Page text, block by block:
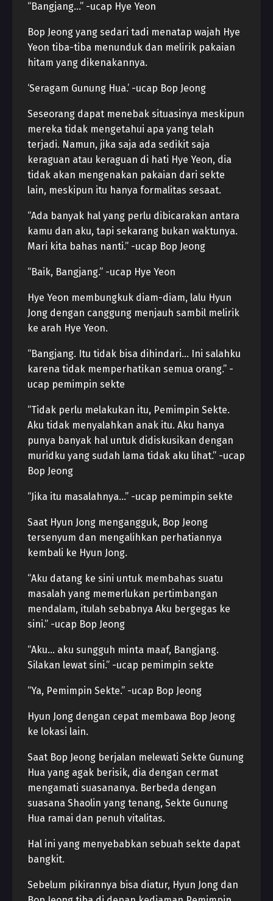
“Bangjang…” -ucap Hye Yeon
Bop Jeong yang sedari tadi menatap wajah Hye
Yeon tiba-tiba menunduk dan melirik pakaian
hitam yang dikenakannya.
‘Seragam Gunung Hua.’ -ucap Bop Jeong
Seseorang dapat menebak situasinya meskipun
mereka tidak mengetahui apa yang telah
terjadi. Namun, jika saja ada sedikit saja
keraguan atau keraguan di hati Hye Yeon, dia
tidak akan mengenakan pakaian dari sekte
lain, meskipun itu hanya formalitas sesaat.
“Ada banyak hal yang perlu dibicarakan antara
kamu dan aku, tapi sekarang bukan waktunya.
Mari kita bahas nanti.” -ucap Bop Jeong
“Baik, Bangjang.” -ucap Hye Yeon
Hye Yeon membungkuk diam-diam, lalu Hyun
Jong dengan canggung menjauh sambil melirik
ke arah Hye Yeon.
“Bangjang. Itu tidak bisa dihindari… Ini salahku
karena tidak memperhatikan semua orang.” -
ucap pemimpin sekte
“Tidak perlu melakukan itu, Pemimpin Sekte.
Aku tidak menyalahkan anak itu. Aku hanya
punya banyak hal untuk didiskusikan dengan
muridku yang sudah lama tidak aku lihat.” -ucap
Bop Jeong
“Jika itu masalahnya…” -ucap pemimpin sekte
Saat Hyun Jong mengangguk, Bop Jeong
tersenyum dan mengalihkan perhatiannya
kembali ke Hyun Jong.
“Aku datang ke sini untuk membahas suatu
masalah yang memerlukan pertimbangan
mendalam, itulah sebabnya Aku bergegas ke
sini.” -ucap Bop Jeong
“Aku… aku sungguh minta maaf, Bangjang.
Silakan lewat sini.” -ucap pemimpin sekte
“Ya, Pemimpin Sekte.” -ucap Bop Jeong
Hyun Jong dengan cepat membawa Bop Jeong
ke lokasi lain.
Saat Bop Jeong berjalan melewati Sekte Gunung
Hua yang agak berisik, dia dengan cermat
mengamati suasananya. Berbeda dengan
suasana Shaolin yang tenang, Sekte Gunung
Hua ramai dan penuh vitalitas.
Hal ini yang menyebabkan sebuah sekte dapat
bangkit.
Sebelum pikirannya bisa diatur, Hyun Jong dan